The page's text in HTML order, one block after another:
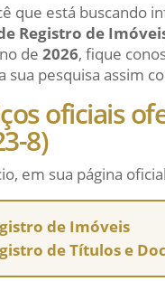
que está buscando
Registro de
de 2026, fique
sua pesquisa assim
oficiais
8)
em sua página
de Imóveis
de Títulos e